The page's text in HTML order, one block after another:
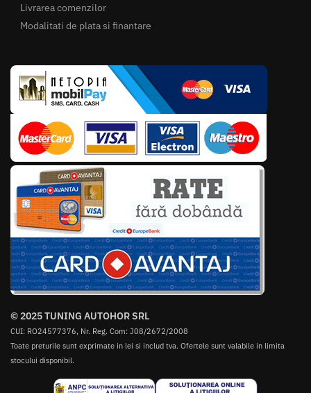
Livrarea comenzilor
Modalitati de plata si finantare
© 2025 TUNING AUTOHOR SRL
CUI: RO24577376, Nr. Reg. Com: J08/2672/2008
Toate preturile sunt exprimate in lei si includ tva. Ofertele sunt valabile in limita
stocului disponibil.